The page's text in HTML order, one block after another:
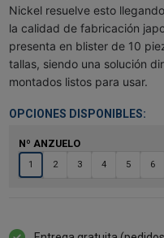
Nickel resuelve esto
la calidad de fabricación
presenta en blister de 10
tallas, siendo una solución
montados listos para usar.
OPCIONES DISPONIBLES:
Nº ANZUELO
1 2 3 4 5 6